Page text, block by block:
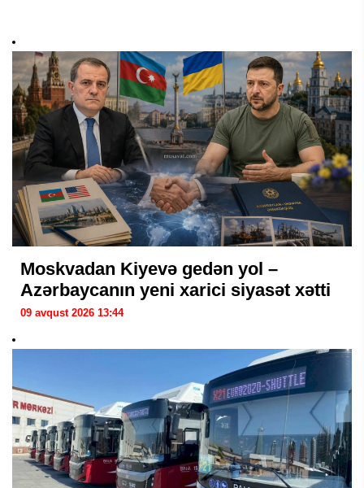
Moskvadan Kiyevə gedən yol –
Azərbaycanın yeni xarici siyasət xətti
09 avqust 2026 13:44